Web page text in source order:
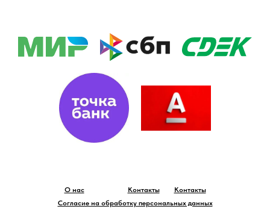
О нас Контакты
Контакты
Согласие на обработку персональных данных